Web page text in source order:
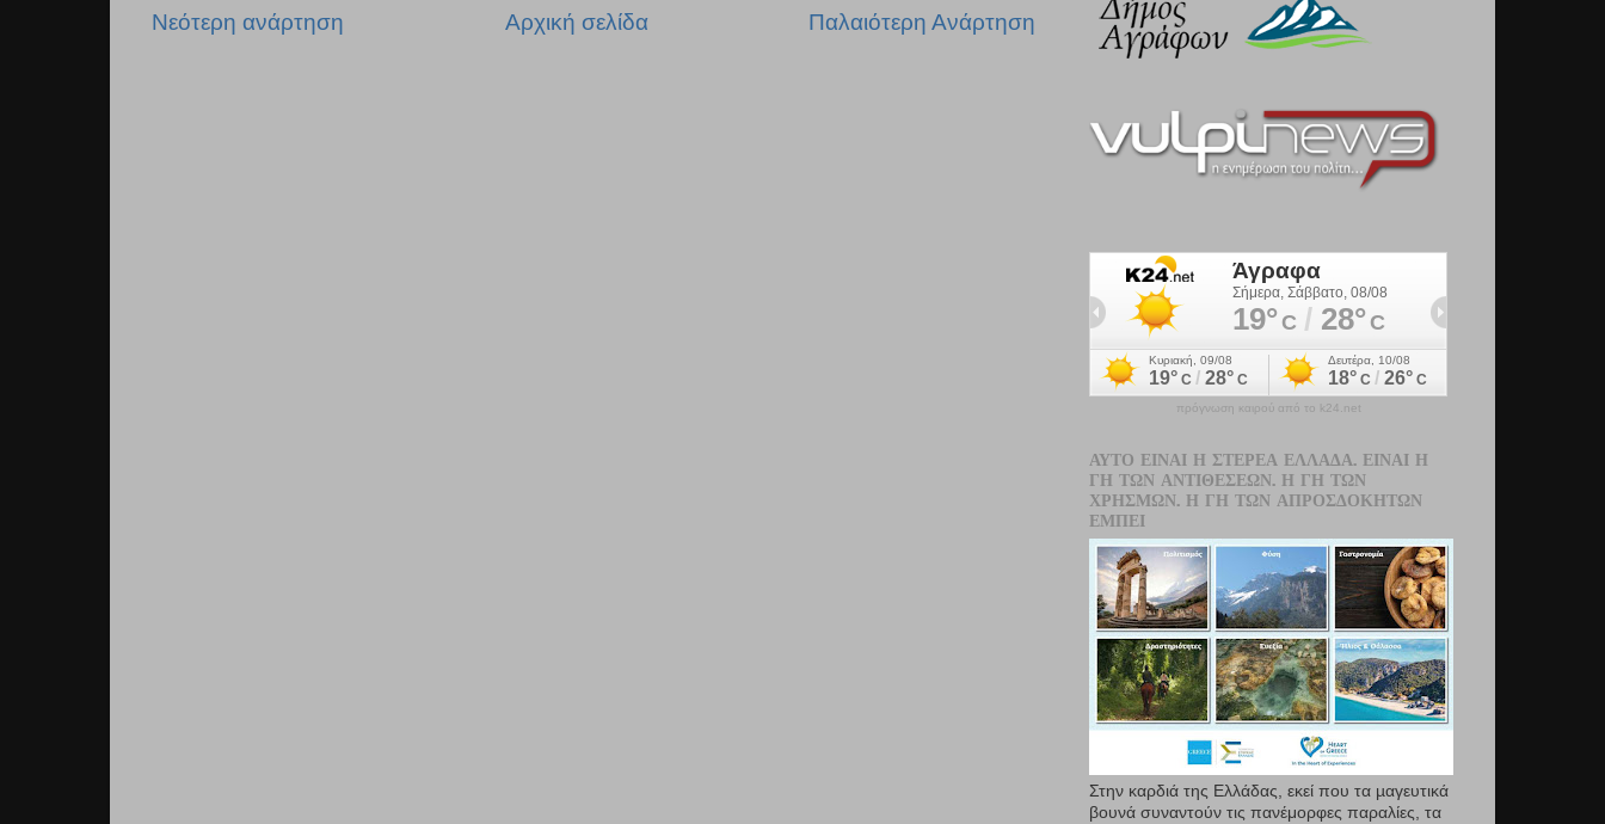
Νεότερη ανάρτηση Παλαιότερη Ανάρτηση
Αρχική σελίδα
πρόγνωση καιρού από το k24.net
ΑΥΤΌ ΕΊΝΑΙ Η ΣΤΕΡΕΆ ΕΛΛΆΔΑ. ΕΊΝΑΙ Η
ΓΗ ΤΩΝ ΑΝΤΙΘΈΣΕΩΝ. Η ΓΗ ΤΩΝ
ΧΡΗΣΜΏΝ. Η ΓΗ ΤΩΝ ΑΠΡΟΣΔΌΚΗΤΩΝ
ΕΜΠΕΙ
Στην καρδιά της Ελλάδας, εκεί που τα µαγευτικά
βουνά συναντούν τις πανέμορφες παραλίες, τα